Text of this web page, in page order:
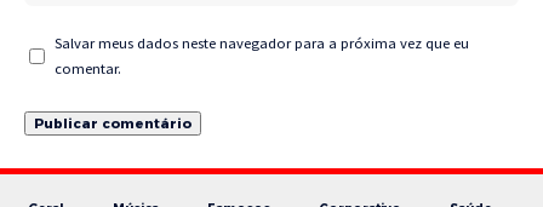
Salvar meus dados neste navegador para a próxima vez que eu
comentar.